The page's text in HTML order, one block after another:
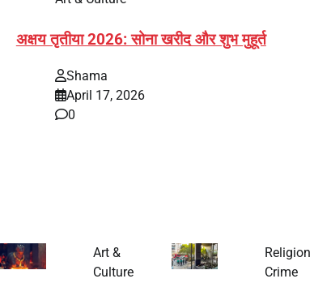
अक्षय तृतीया 2026: सोना खरीद और शुभ मुहूर्त
Shama
April 17, 2026
0
Art &
Culture
Religion
Crime